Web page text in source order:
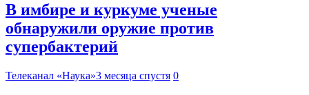
В имбире и куркуме ученые
обнаружили оружие против
супербактерий
Телеканал «Наука»3 месяца спустя 0